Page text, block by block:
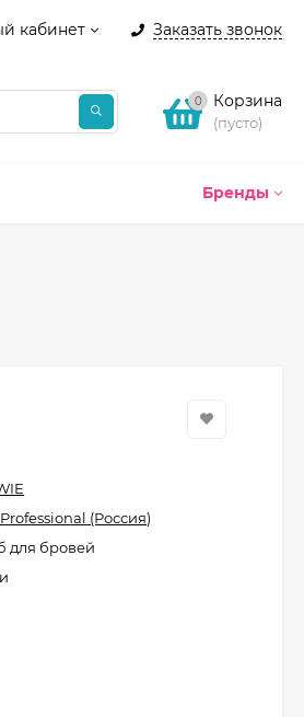
кабинет Заказать звонок
0 Корзина
(пусто)
Бренды
(Россия)
для бровей